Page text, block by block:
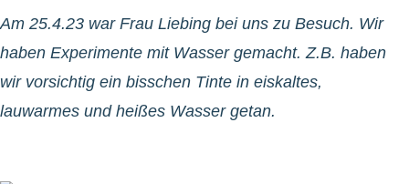
Am 25.4.23 war Frau Liebing bei uns zu Besuch. Wir
haben Experimente mit Wasser gemacht. Z.B. haben
wir vorsichtig ein bisschen Tinte in eiskaltes,
lauwarmes und heißes Wasser getan.